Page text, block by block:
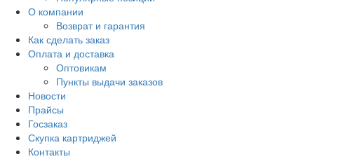
О компании
Возврат и гарантия
Как сделать заказ
Оплата и доставка
Оптовикам
Пункты выдачи заказов
Новости
Прайсы
Госзаказ
Скупка картриджей
Контакты